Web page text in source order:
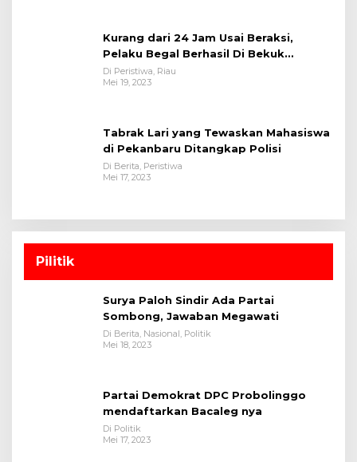
Kurang dari 24 Jam Usai Beraksi,
Pelaku Begal Berhasil Di Bekuk
Satreskrim Polres Kuansing
Di Peristiwa, Riau
Mei 19, 2023
Tabrak Lari yang Tewaskan Mahasiswa
di Pekanbaru Ditangkap Polisi
Di Berita, Peristiwa
Mei 17, 2023
Pilitik
Surya Paloh Sindir Ada Partai
Sombong, Jawaban Megawati
Di Berita, Nasional, Politik
Mei 18, 2023
Partai Demokrat DPC Probolinggo
mendaftarkan Bacaleg nya
Di Politik
Mei 17, 2023